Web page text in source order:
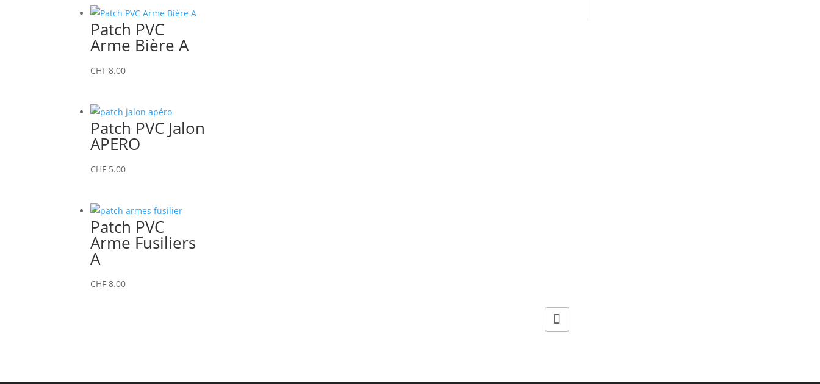
Patch PVC
Arme Bière A
CHF 8.00
Patch PVC Jalon
APERO
CHF 5.00
Patch PVC
Arme Fusiliers
A
CHF 8.00